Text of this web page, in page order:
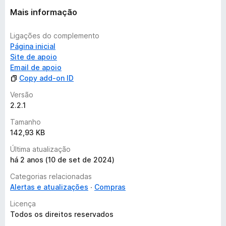
Mais informação
Ligações do complemento
Página inicial
Site de apoio
Email de apoio
Copy add-on ID
Versão
2.2.1
Tamanho
142,93 KB
Última atualização
há 2 anos (10 de set de 2024)
Categorias relacionadas
Alertas e atualizações
Compras
Licença
Todos os direitos reservados